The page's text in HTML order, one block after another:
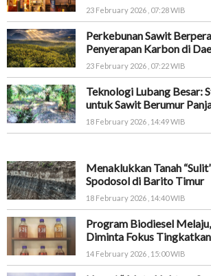
23 February 2026 , 07:28 WIB
Perkebunan Sawit
Penyerapan Karbon di
23 February 2026 , 07:22 WIB
Teknologi Lubang Besar:
untuk Sawit Berumur
18 February 2026 , 14:49 WIB
Menaklukkan Tanah
Spodosol di Barito Timur
18 February 2026 , 14:40 WIB
Program Biodiesel
Diminta Fokus
14 February 2026 , 15:00 WIB